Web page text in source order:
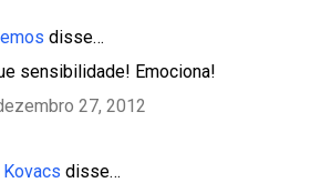
disse…
sensibilidade! Emociona!
27, 2012
disse…